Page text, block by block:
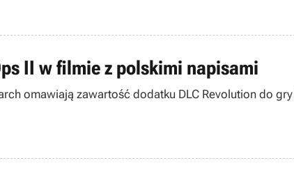
II w filmie z polskimi napisami
omawiają zawartość dodatku DLC Revolution do